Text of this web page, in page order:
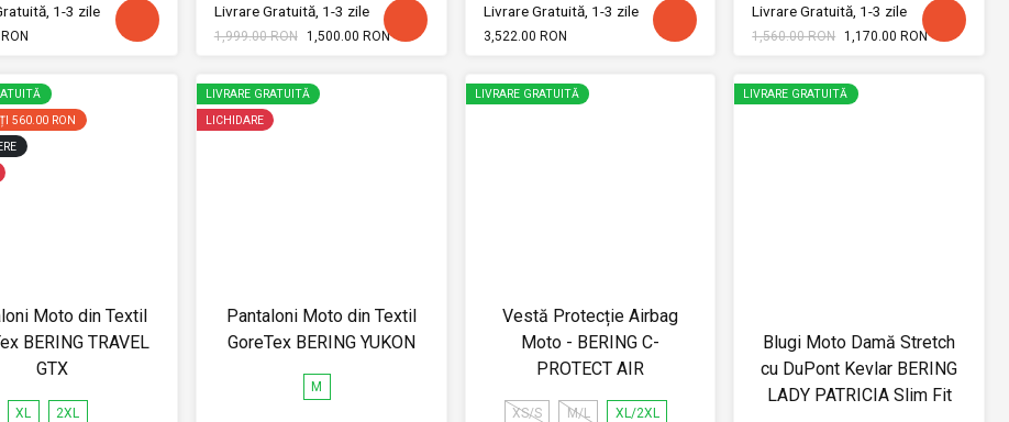
1-3 zile Livrare Gratuită, 1-3 zile
1,999.00 RON 1,500.00 RON
Livrare Gratuită, 1-3 zile
3,522.00 RON
Livrare Gratuită, 1-3 zile
1,560.00 RON 1,170.00 RON
560.00 RON
Moto din Textil
BERING TRAVEL
GTX
XL 2XL
LIVRARE GRATUITĂ
LICHIDARE
Pantaloni Moto din Textil
GoreTex BERING YUKON
M
LIVRARE GRATUITĂ
Vestă Protecție Airbag
Moto - BERING C-
PROTECT AIR
XS/S M/L XL/2XL
LIVRARE GRATUITĂ
Blugi Moto Damă Stretch
cu DuPont Kevlar BERING
LADY PATRICIA Slim Fit